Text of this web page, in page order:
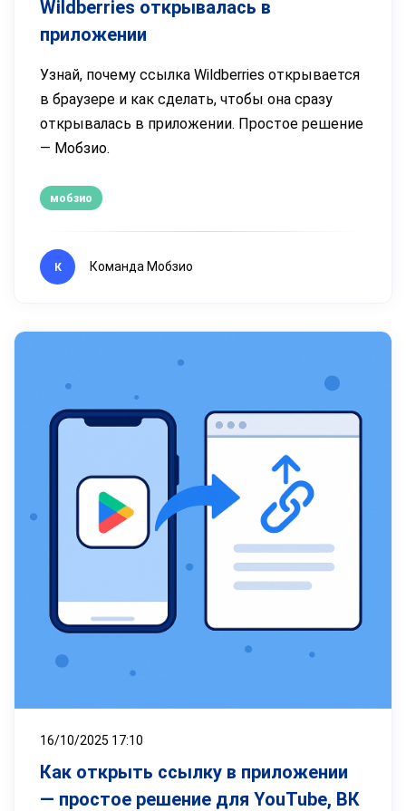
Wildberries открывалась в
приложении
Узнай, почему ссылка Wildberries открывается
в браузере и как сделать, чтобы она сразу
открывалась в приложении. Простое решение
— Мобзио.
мобзио
К Команда Мобзио
16/10/2025 17:10
Как открыть ссылку в приложении
— простое решение для YouTube, ВК